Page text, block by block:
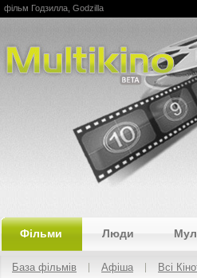
Multikino
фільм Годзилла, Godzilla
Фільми Люди
База фільмів Афіша Всі